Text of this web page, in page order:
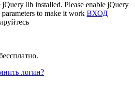
jQuery lib installed. Please enable jQuery
to make it work ВХОД
логин?